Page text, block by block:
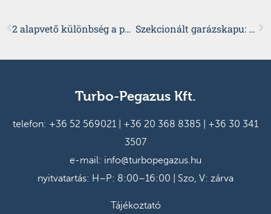
2 alapvető különbség a polisztirolos és az ásványgyapotos szendvicspanel között Szekcionált garázskapu: Miért ez a legnépszerűbb típus?
Turbo-Pegazus Kft.
telefon: +36 52 569021 +36 20 368 8385
+36 30 341
3507
e-mail: info@turbopegazus.hu
nyitvatartás: H–P: 8:00–16:00 | Szo, V: zárva
Tájékoztató